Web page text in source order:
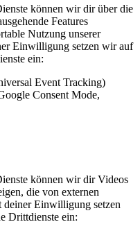
können wir dir über die
Features
Nutzung unserer
Einwilligung setzen wir auf
ein:
Event Tracking)
Consent Mode,
können wir dir Videos
die von externen
Einwilligung setzen
Drittdienste ein: